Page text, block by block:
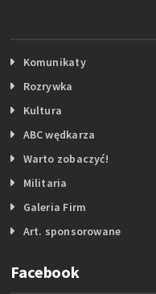
Komunikaty
Rozrywka
Kultura
ABC wędkarza
Warto zobaczyć!
Militaria
Galeria Firm
Art. sponsorowane
Facebook